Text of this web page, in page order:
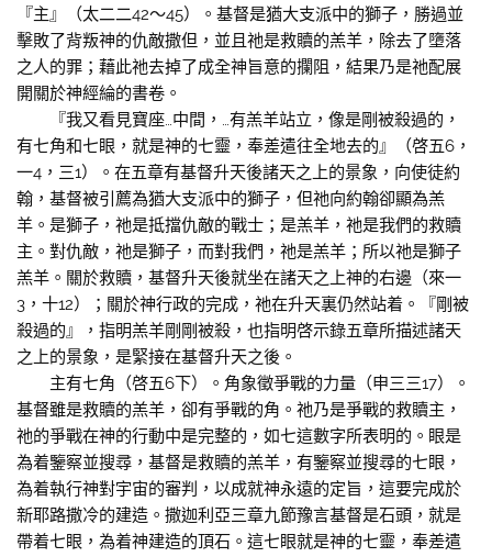
『主』（太二二42～45）。基督是猶大支派中的獅子，勝過並
擊敗了背叛神的仇敵撒但，並且祂是救贖的羔羊，除去了墮落
之人的罪；藉此祂去掉了成全神旨意的攔阻，結果乃是祂配展
開關於神經綸的書卷。
『我又看見寶座…中間，…有羔羊站立，像是剛被殺過的，
有七角和七眼，就是神的七靈，奉差遣往全地去的』（啓五6，
一4，三1）。在五章有基督升天後諸天之上的景象，向使徒約
翰，基督被引薦為猶大支派中的獅子，但祂向約翰卻顯為羔
羊。是獅子，祂是抵擋仇敵的戰士；是羔羊，祂是我們的救贖
主。對仇敵，祂是獅子，而對我們，祂是羔羊；所以祂是獅子
羔羊。關於救贖，基督升天後就坐在諸天之上神的右邊（來一
3，十12）；關於神行政的完成，祂在升天裏仍然站着。『剛被
殺過的』，指明羔羊剛剛被殺，也指明啓示錄五章所描述諸天
之上的景象，是緊接在基督升天之後。
主有七角（啓五6下）。角象徵爭戰的力量（申三三17）。
基督雖是救贖的羔羊，卻有爭戰的角。祂乃是爭戰的救贖主，
祂的爭戰在神的行動中是完整的，如七這數字所表明的。眼是
為着鑒察並搜尋，基督是救贖的羔羊，有鑒察並搜尋的七眼，
為着執行神對宇宙的審判，以成就神永遠的定旨，這要完成於
新耶路撒冷的建造。撒迦利亞三章九節豫言基督是石頭，就是
帶着七眼，為着神建造的頂石。這七眼就是神的七靈，奉差遣